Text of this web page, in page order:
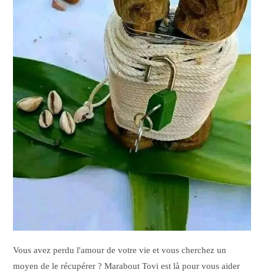
Vous avez perdu l'amour de votre vie et vous cherchez un
moyen de le récupérer ? Marabout Tovi est là pour vous aider